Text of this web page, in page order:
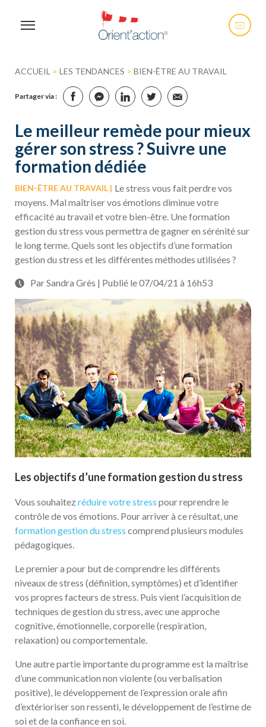
ACCUEIL > LES TENDANCES > BIEN-ÊTRE AU TRAVAIL
Partager via :
Le meilleur remède pour mieux
gérer son stress ? Suivre une
formation dédiée
BIEN-ÊTRE AU TRAVAIL
Le stress vous fait perdre vos
moyens. Mal maîtriser vos émotions diminue votre
efficacité au travail et votre bien-être. Une formation
gestion du stress vous permettra de gagner en sérénité sur
le long terme. Quels sont les objectifs d’une formation
gestion du stress et les différentes méthodes utilisées ?
Par Sandra Grès | Publié le 07/04/21 à 16h53
Les objectifs d’une formation gestion du stress
Vous souhaitez réduire votre stress pour reprendre le
contrôle de vos émotions. Pour arriver à ce résultat, une
formation gestion du stress comprend plusieurs modules
pédagogiques.
Le premier a pour but de comprendre les différents
niveaux de stress (définition, symptômes) et d’identifier
vos propres facteurs de stress. Puis vient l’acquisition de
techniques de gestion du stress, avec une approche
cognitive, émotionnelle, corporelle (respiration,
relaxation) ou comportementale.
Une autre partie importante du programme est la maîtrise
d’une communication non violente (ou verbalisation
positive), le développement de l’expression orale afin
d’extérioriser son ressenti, le développement de l’estime de
soi et de la confiance en soi.